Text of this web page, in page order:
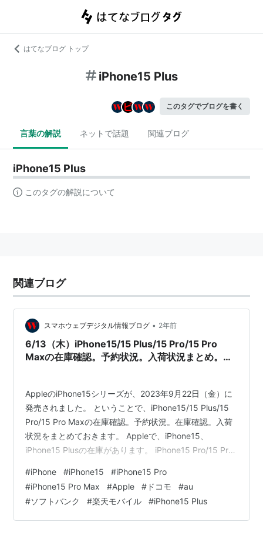
はてなブログ トップ
iPhone15 Plus
このタグでブログを書く
言葉の解説 ネットで話題 関連ブログ
iPhone15 Plus
このタグの解説について
関連ブログ
スマホウェブデジタル情報ブログ • 2年前
6/13（木）iPhone15/15 Plus/15 Pro/15 Pro
Maxの在庫確認。予約状況。入荷状況まとめ。ド
AppleのiPhone15シリーズが、2023年9月22日（金）に
発売されました。 ということで、iPhone15/15 Plus/15
Pro/15 Pro Maxの在庫確認。予約状況。在庫確認。入荷
状況をまとめておきます。 Appleで、iPhone15、
iPhone15 Plusの在庫があります。 iPhone15 Pro/15 Pro
ショップ auオンラインショップ ソフトバンクオンライン
ショップ 楽天モバイル Apple 公式サイト 6/13（木）
iPhone15/15 Plus/15 Pro/15 Pro Maxの在庫確認。…
#iPhone #iPhone15 #iPhone15 Pro
#iPhone15 Pro Max #Apple # ドコモ #au
#ソフトバンク #楽天モバイル #iPhone15 Plus